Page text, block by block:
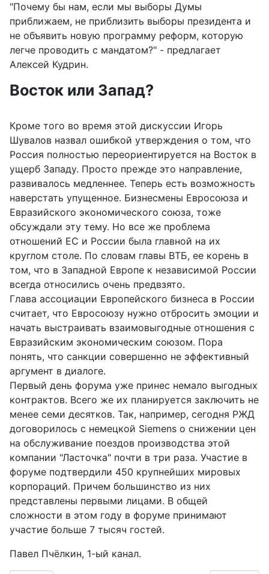
"Почему бы нам, если мы выборы Думы
приближаем, не приблизить выборы президента и
не объявить новую программу реформ, которую
легче проводить с мандатом?" - предлагает
Алексей Кудрин.
Восток или Запад?
Кроме того во время этой дискуссии Игорь
Шувалов назвал ошибкой утверждения о том, что
Россия полностью переориентируется на Восток в
ущерб Западу. Просто прежде это направление,
развивалось медленнее. Теперь есть возможность
наверстать упущенное. Бизнесмены Евросоюза и
Евразийского экономического союза, тоже
обсуждали эту тему. Но все же проблема
отношений ЕС и России была главной на их
круглом столе. По словам главы ВТБ, ее корень в
том, что в Западной Европе к независимой России
всегда относились очень предвзято.
Глава ассоциации Европейского бизнеса в России
считает, что Евросоюзу нужно отбросить эмоции и
начать выстраивать взаимовыгодные отношения с
Евразийским экономическим союзом. Пора
понять, что санкции совершенно не эффективный
аргумент в диалоге.
Первый день форума уже принес немало выгодных
контрактов. Всего же их планируется заключить не
менее семи десятков. Так, например, сегодня РЖД
договорилось с немецкой Siemens о снижении цен
на обслуживание поездов производства этой
компании "Ласточка" почти в три раза. Участие в
форуме подтвердили 450 крупнейших мировых
корпораций. Причем большинство из них
представлены первыми лицами. В общей
сложности в этом году в форуме принимают
участие больше 7 тысяч гостей.
Павел Пчёлкин, 1-ый канал.